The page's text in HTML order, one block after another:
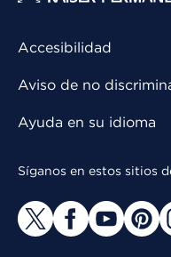
Accesibilidad
Aviso de no
Ayuda en su idioma
Síganos en estos sitios